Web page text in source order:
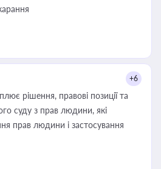
+6
рішення, правові позиції та
суду з прав людини, які
прав людини і застосування